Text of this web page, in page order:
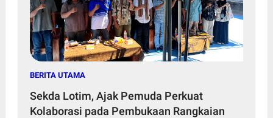
BERITA UTAMA
Sekda Lotim, Ajak Pemuda Perkuat
Kolaborasi pada Pembukaan Rangkaian